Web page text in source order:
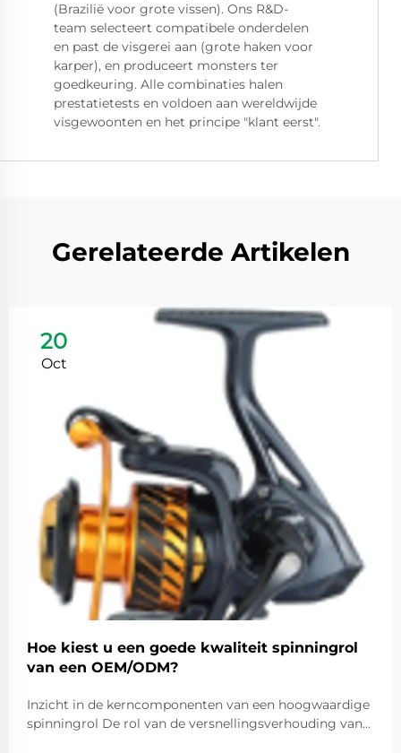
(Brazilië voor grote vissen). Ons R&D-
team selecteert compatibele onderdelen
en past de visgerei aan (grote haken voor
karper), en produceert monsters ter
goedkeuring. Alle combinaties halen
prestatietests en voldoen aan wereldwijde
visgewoonten en het principe "klant eerst".
Gerelateerde Artikelen
20
Oct
Hoe kiest u een goede kwaliteit spinningrol
van een OEM/ODM?
Inzicht in de kerncomponenten van een hoogwaardige
spinningrol De rol van de versnellingsverhouding van